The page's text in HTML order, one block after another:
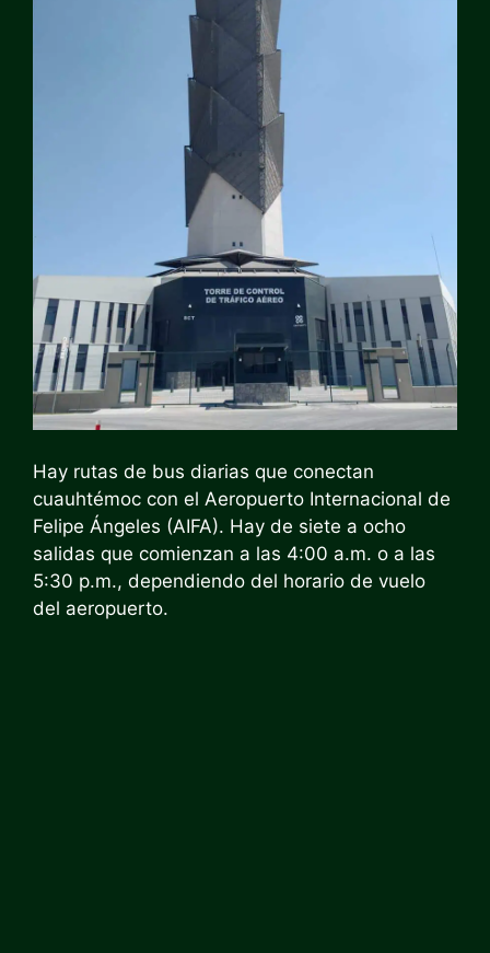
Hay rutas de bus diarias que conectan
cuauhtémoc con el Aeropuerto Internacional de
Felipe Ángeles (AIFA). Hay de siete a ocho
salidas que comienzan a las 4:00 a.m. o a las
5:30 p.m., dependiendo del horario de vuelo
del aeropuerto.